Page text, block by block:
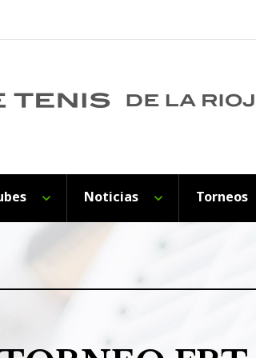
Noticias Torneos